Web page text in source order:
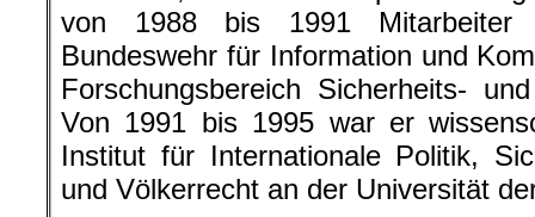
von 1988 bis 1991
Bundeswehr für Information und
Forschungsbereich Sicherheits-
Von 1991 bis 1995 war er
Institut für Internationale Politik,
und Völkerrecht an der Universität